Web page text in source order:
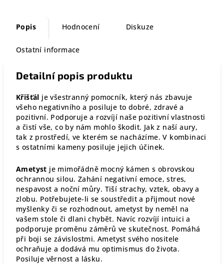
Popis Hodnocení Diskuze
Ostatní informace
Detailní popis produktu
Křišťál je všestranný pomocník, který nás zbavuje
všeho negativního a posiluje to dobré, zdravé a
pozitivní. Podporuje a rozvíjí naše pozitivní vlastnosti
a čistí vše, co by nám mohlo škodit. Jak z naší aury,
tak z prostředí, ve kterém se nacházíme. V kombinaci
s ostatními kameny posiluje jejich účinek.
Ametyst je mimořádně mocný kámen s obrovskou
ochrannou silou. Zahání negativní emoce, stres,
nespavost a noční můry. Tiší strachy, vztek, obavy a
zlobu. Potřebujete-li se soustředit a přijmout nové
myšlenky či se rozhodnout, ametyst by neměl na
vašem stole či dlani chybět. Navíc rozvíjí intuici a
podporuje proměnu záměrů ve skutečnost. Pomáhá
při boji se závislostmi. Ametyst svého nositele
ochraňuje a dodává mu optimismus do života.
Posiluje věrnost a lásku.